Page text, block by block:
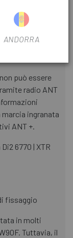
cambio al
può essere
radio ANT
ingranata
ANT +.
6770 | XTR
fissaggio
in molti
Tuttavia, il
ANDORRA